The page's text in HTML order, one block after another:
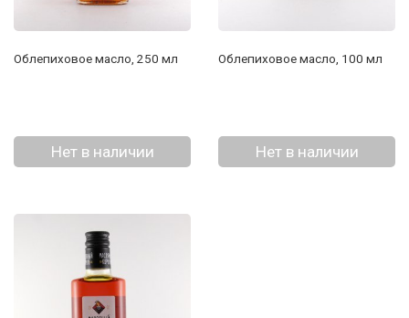
Облепиховое масло, 250 мл
Нет в наличии
Облепиховое масло, 100 мл
Нет в наличии